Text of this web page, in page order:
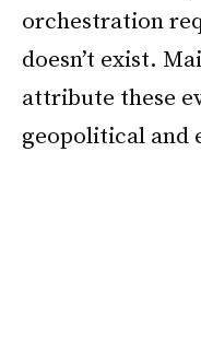
orchestration
doesn’t exist.
attribute these
geopolitical and